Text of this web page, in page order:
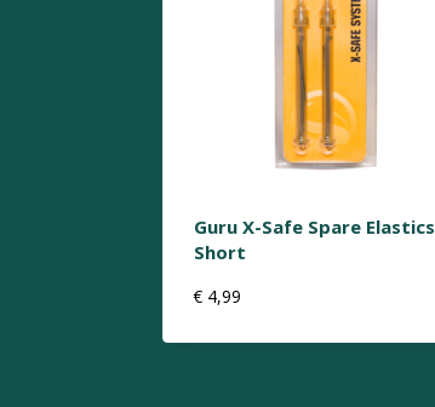
Guru X-Safe Spare Elastics
Short
€4,99